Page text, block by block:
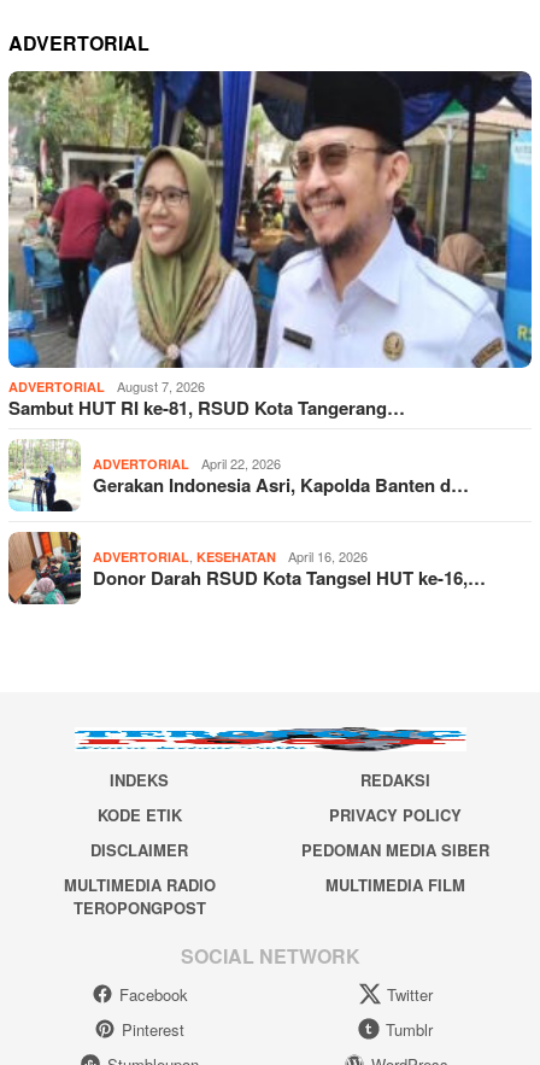
ADVERTORIAL
ADVERTORIAL August 7, 2026
Sambut HUT RI ke-81, RSUD Kota Tangerang…
ADVERTORIAL April 22, 2026
Gerakan Indonesia Asri, Kapolda Banten d…
ADVERTORIAL KESEHATAN April 16, 2026
Donor Darah RSUD Kota Tangsel HUT ke-16,…
INDEKS
REDAKSI
KODE ETIK
PRIVACY POLICY
DISCLAIMER
PEDOMAN MEDIA SIBER
MULTIMEDIA RADIO
TEROPONGPOST
MULTIMEDIA FILM
SOCIAL NETWORK
Facebook
Twitter
Pinterest
Tumblr